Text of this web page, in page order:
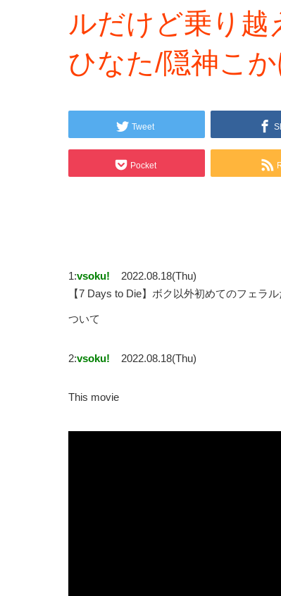
ルだけど乗り越
ひなた/隠神こか
Tweet
Pocket
1:vsoku!
2022.08.18(Thu)
【7 Days to Die】ボク以外初めてのフェラ
ついて
2:vsoku! 2022.08.18(Thu)
This movie